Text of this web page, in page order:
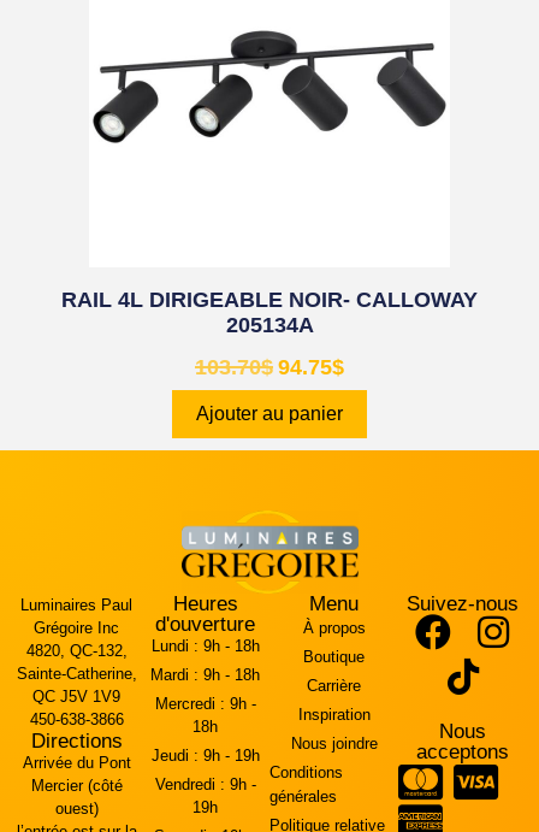
RAIL 4L DIRIGEABLE NOIR- CALLOWAY
205134A
103.70$ 94.75$
Ajouter au panier
Luminaires Paul
Grégoire Inc
4820, QC-132,
Sainte-Catherine,
QC J5V 1V9
450-638-3866
Directions
Arrivée du Pont
Mercier (côté
ouest)
Heures
d'ouverture
Lundi : 9h - 18h
Mardi : 9h - 18h
Mercredi : 9h -
18h
Jeudi : 9h - 19h
Vendredi : 9h -
19h
Menu
À propos
Boutique
Carrière
Inspiration
Nous joindre
Conditions
générales
Politique relative
Suivez-nous
Nous
acceptons